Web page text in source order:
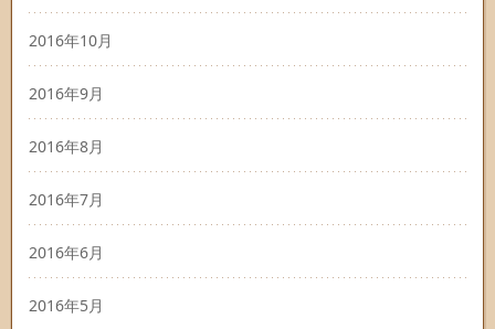
2016年10月
2016年9月
2016年8月
2016年7月
2016年6月
2016年5月